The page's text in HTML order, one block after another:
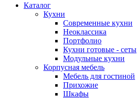
Каталог
Кухни
Современные кухни
Неоклассика
Портфолио
Кухни готовые - сеты
Модульные кухни
Корпусная мебель
Мебель для гостиной
Прихожие
Шкафы